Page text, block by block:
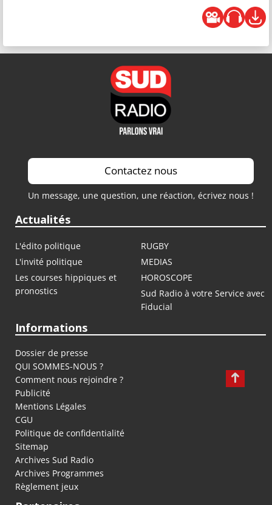
Contactez nous
Un message, une question, une réaction, écrivez nous !
Actualités
L'édito politique
RUGBY
L'invité politique
MEDIAS
Les courses hippiques et
pronostics
HOROSCOPE
Sud Radio à votre Service avec
Fiducial
Informations
Dossier de presse
QUI SOMMES-NOUS ?
Comment nous rejoindre ?
Publicité
Mentions Légales
CGU
Politique de confidentialité
Sitemap
Archives Sud Radio
Archives Programmes
Règlement jeux